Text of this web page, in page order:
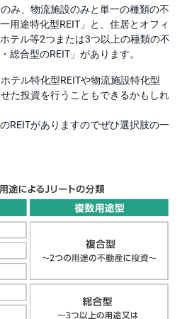
み、物流施設のみと単一の種類の不
用途特化型REIT」と、住居とオフィ
テル等2つまたは3つ以上の種類の不
総合型のREIT」があります。
テル特化型REITや物流施設特化型
た投資を行うこともできるかもしれ
REITがありますのでぜひ選択肢の一